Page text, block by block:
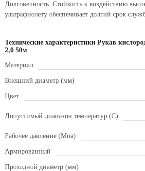
Долговечность. Стойкость к воздействию
ультрафиолету обеспечивает долгий срок
Технические характеристики Рукав
2,0 50м
Материал
Внешний диаметр (мм)
Цвет
Допустимый диапазон температур (С)
Рабочее давление (Мпа)
Армированный
Проходной диаметр (мм)